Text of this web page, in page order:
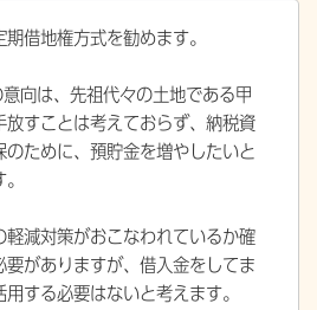
期借地権方式を勧めます。
向は、先祖代々の土地である甲
放すことは考えておらず、納税資
のために、預貯金を増やしたいと
軽減対策がおこなわれているか確
要がありますが、借入金をしてま
用する必要はないと考えます。